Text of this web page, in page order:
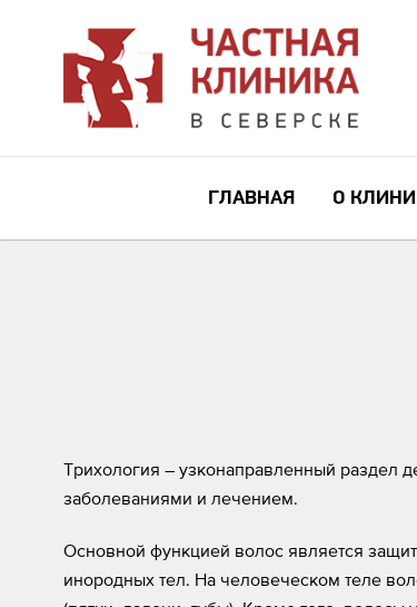
ГЛАВНАЯ О
Трихология – узконаправленный раздел
заболеваниями и лечением.
Основной функцией волос является
инородных тел. На человеческом теле